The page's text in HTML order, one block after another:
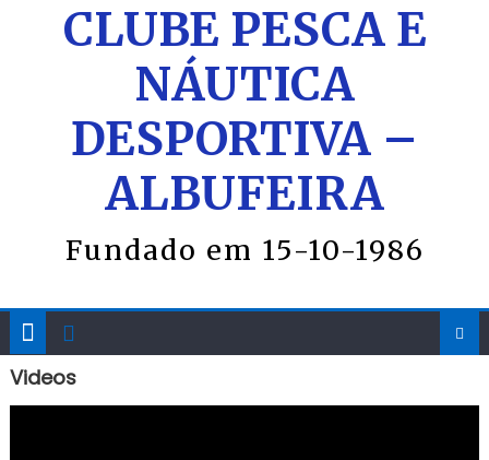
CLUBE PESCA E
NÁUTICA
DESPORTIVA –
ALBUFEIRA
Fundado em 15-10-1986
Videos